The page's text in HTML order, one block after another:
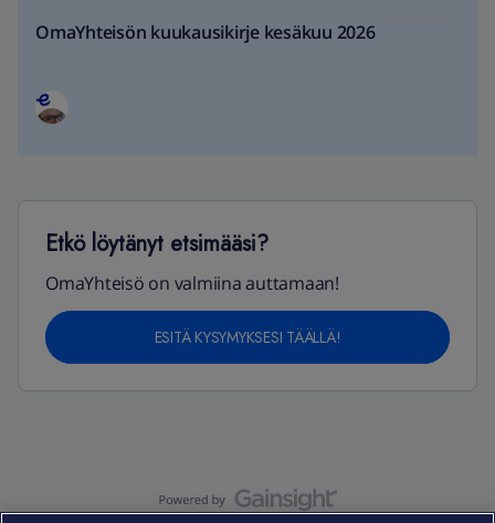
OmaYhteisön kuukausikirje kesäkuu 2026
Etkö löytänyt etsimääsi?
OmaYhteisö on valmiina auttamaan!
ESITÄ KYSYMYKSESI TÄÄLLÄ!